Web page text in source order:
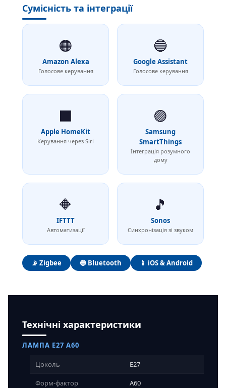
Сумісність та інтеграції
🟠
Amazon Alexa
Голосове керування
🔵
Google Assistant
Голосове керування
⬛
Apple HomeKit
Керування через Siri
🟣
Samsung
SmartThings
Інтеграція розумного
дому
🔶
IFTTT
Автоматизації
🎵
Sonos
Синхронізація зі звуком
📡 Zigbee 🔵 Bluetooth 📱 iOS & Android
Технічні характеристики
ЛАМПА E27 A60
Цоколь E27
Форм-фактор A60